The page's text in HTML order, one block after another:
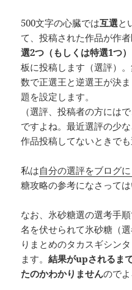
500文字の心臓では互選と
て、投稿された作品が作
選2つ（もしくは特選1つ
板に投稿します（選評）
数で正選王と逆選王が決
題を設定します。
（選評、投稿者の方には
ですよね。最近選評の少
作品投稿してないときでも
私は自分の選評をブログ
糖攻略の参考になさって
なお、氷砂糖選の選考手
名を伏せられて氷砂糖（
りまとめのタカスギシン
ます。結果がupされるま
たのかわかりませんので